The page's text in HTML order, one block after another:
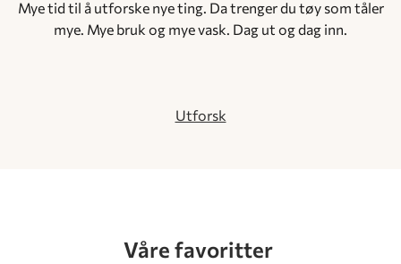
Mye tid til å utforske nye ting. Da trenger du tøy som tåler
mye. Mye bruk og mye vask. Dag ut og dag inn.
Utforsk
Våre favoritter